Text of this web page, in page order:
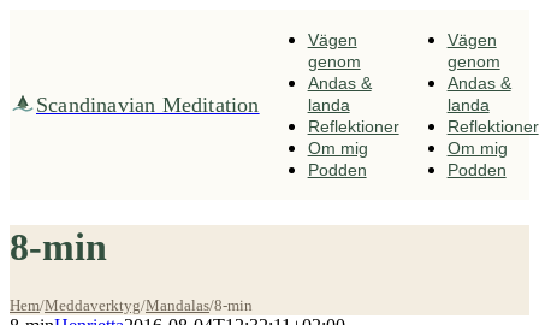
Scandinavian Meditation
Vägen
genom
Andas &
landa
Reflektioner
Om mig
Podden
Vägen
genom
Andas &
landa
Reflektioner
Om mig
Podden
8-min
Hem/Meddaverktyg/Mandalas/8-min